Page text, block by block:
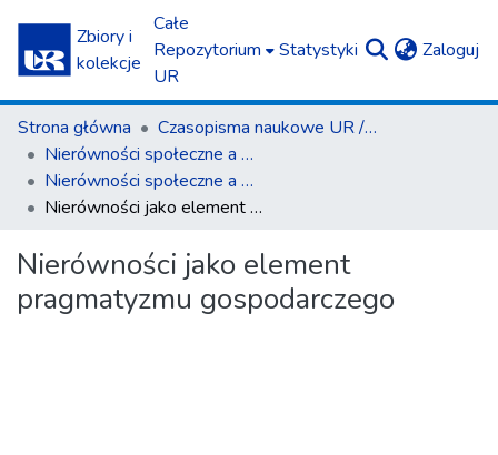
Zbiory i
kolekcje
Całe
Repozytorium
UR
Statystyki Zaloguj
Strona główna
Czasopisma naukowe UR / Scientific Journals
Nierówności społeczne a wzrost gospodarczy
Nierówności społeczne a wzrost gospodarczy z. 73(1)/2023
Nierówności jako element pragmatyzmu gospodarczego
Nierówności jako element
pragmatyzmu gospodarczego